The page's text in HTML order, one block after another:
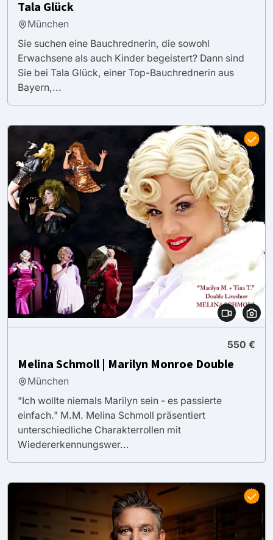
Tala Glück
München
Sie suchen eine Bauchrednerin, die sowohl
Erwachsene als auch Kinder begeistert? Dann sind
Sie bei Tala Glück, einer Top-Bauchrednerin aus
Bayern,...
550 €
Melina Schmoll | Marilyn Monroe Double
München
"Ich wollte niemals Marilyn sein - es passierte
einfach." M.M. Melina Schmoll präsentiert
unterschiedliche Charakterrollen mit
Wiedererkennungswer...